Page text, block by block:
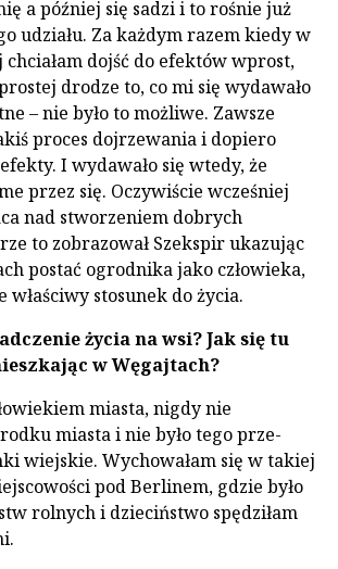
a później się sadzi i to rośnie już
udziału. Za każdym razem kiedy w
dojść do efektów wprost,
drodze to, co mi się wydawało
– nie było to możliwe. Zawsze
proces dojrzewania i dopiero
I wyda­wało się wtedy, że
przez się. Oczywiście wcześniej
nad stwo­rzeniem dobrych
to zobrazował Szekspir ukazując
postać ogrod­nika jako człowieka,
sto­sunek do życia.
życia na wsi? Jak się tu
w Węgajtach?
miasta, nigdy nie
miasta i nie było tego prze­
wiejskie. Wychowałam się w ta­kiej
pod Berlinem, gdzie było
rolnych i dzieciństwo spę­dziłam